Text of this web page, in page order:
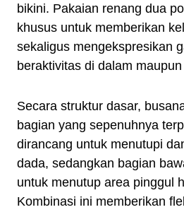
bikini. Pakaian renang dua
khusus untuk memberikan
sekaligus mengekspresikan
beraktivitas di dalam
Secara struktur dasar,
bagian yang sepenuhnya
dirancang untuk menutupi
dada, sedangkan bagian
untuk menutup area pinggul
Kombinasi ini memberikan